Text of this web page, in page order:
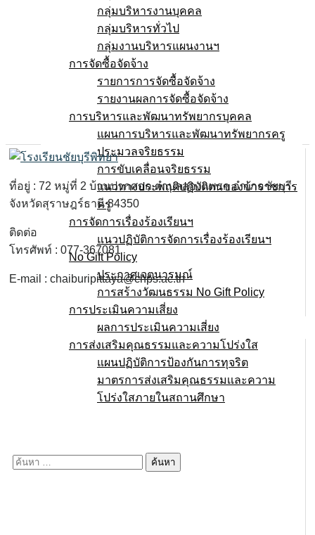
กลุ่มบริหารงานบุคคล
กลุ่มบริหารทั่วไป
กลุ่มงานบริหารแผนงานฯ
การจัดซื้อจัดจ้าง
รายการการจัดซื้อจัดจ้าง
รายงานผลการจัดซื้อจัดจ้าง
การบริหารและพัฒนาทรัพยากรบุคคล
แผนการบริหารและพัฒนาทรัพยากรครู
ประมวลจริยธรรม
การขับเคลื่อนจริยธรรม
แนวทางประพฤติปฏิบัติตนของข้าราชการ
ครู
การจัดการเรื่องร้องเรียนฯ
แนวปฏิบัติการจัดการเรื่องร้องเรียนฯ
No Gift Policy
ประกาศเจตนารมณ์
การสร้างวัฒนธรรม No Gift Policy
การประเมินความเสี่ยง
ผลการประเมินความเสี่ยง
การส่งเสริมคุณธรรมและความโปร่งใส
แผนปฏิบัติการป้องกันการทุจริต
มาตรการส่งเสริมคุณธรรมเเละความ
โปร่งใสภายในสถานศึกษา
ค้นหา
ที่อยู่ : 72 หมู่ที่ 2 บ้านปากศอก ตำบลสองแพรก อำเภอชัยบุรี
จังหวัดสุราษฎร์ธานี 84350
ติดต่อ
โทรศัพท์ : 077-367081
E-mail : chaiburipittaya@chps.ac.th